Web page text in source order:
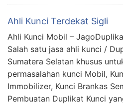
Ahli Kunci Terdekat Sigli
Ahli Kunci Mobil –
Salah satu jasa ahli kunci /
Sumatera Selatan khusus
permasalahan kunci Mobil,
Immobilizer, Kunci Brankas
Pembuatan Duplikat Kunci